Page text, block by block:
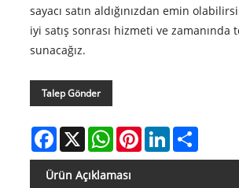
sayacı satın aldığınızdan emin
iyi satış sonrası hizmeti ve zamanında
sunacağız.
Talep Gönder
Facebook
X WhatsAppPinterestLinkedInShare
Ürün Açıklaması